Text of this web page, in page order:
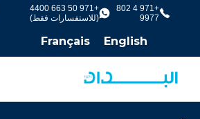
+971 4 802
9977
+971 50 663 4400
(للاستفسارات فقط)
English
Français